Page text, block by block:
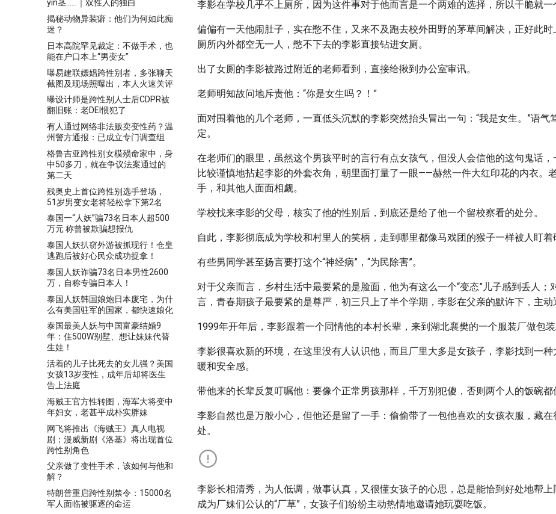
yin茎……｜双性人的独白
揭秘动物异装癖：他们为何如此痴
迷？
日本高院罕见裁定：不做手术，也
能在户口本上“男变女”
曝易建联嫖娼跨性别者，多张聊天
截图及现场照曝出，本人火速关评
曝设计师是跨性别人士后CDPR被
翻旧账：老DEI惯犯了
有人通过网络非法贩卖变性药？温
州警方通报：已成立专门调查组
格鲁吉亚跨性别女模殒命家中，身
中50多刀，就在争议法案通过的
第二天
残奥史上首位跨性别选手登场，
51岁男变女老将轻松拿下第2名
泰国一“人妖”骗73名日本人超500
万元 称曾被欺骗想报仇
泰国人妖扒窃外游被抓现行！仓皇
逃跑后被好心民众成功捉拿！
泰国人妖诈骗73名日本男性2600
万，自称专骗日本人！
泰国人妖韩国娘炮日本废宅，为什
么有美国驻军的国家，都快速娘化
泰国最美人妖与中国富豪结婚9
年：住500W别墅、想让妹妹代替
生娃！
活着的儿子比死去的女儿强？美国
女孩13岁变性，成年后却将医生
告上法庭
海贼王官方性转图，海军大将变中
年妇女，老甚平成朴实胖妹
网飞将推出《海贼王》真人电视
剧；漫威新剧《洛基》将出现首位
跨性别角色
父亲做了变性手术，该如何与他和
解？
特朗普重启跨性别禁令：15000名
军人面临被驱逐的命运
李影在学校几乎不上厕所，因为这件事对于他而言是一个两难的选择，所以干脆就一
偏偏有一天他闹肚子，实在憋不住，又来不及跑去校外田野的茅草间解决，正好此时
厕所内外都空无一人，憋不下去的李影直接钻进女厕。
出了女厕的李影被路过附近的老师看到，直接给揪到办公室审讯。
老师明知故问地斥责他：“你是女生吗？！”
面对围着他的几个老师，一直低头沉默的李影突然抬头冒出一句：“我是女生。”语气
定。
在老师们的眼里，虽然这个男孩平时的言行有点女孩气，但没人会信他的这句鬼话，
比较谨慎地拈起李影的外套衣角，朝里面打量了一眼——赫然一件大红印花的内衣。
手，和其他人面面相觑。
学校找来李影的父母，核实了他的性别后，到底还是给了他一个留校察看的处分。
自此，李影彻底成为学校和村里人的笑柄，走到哪里都像马戏团的猴子一样被人盯着
有些男同学甚至扬言要打这个“神经病”，“为民除害”。
对于父亲而言，乡村生活中最要紧的是脸面，他为有这么一个“变态”儿子感到丢人；
言，青春期孩子最要紧的是尊严，初三只上了半个学期，李影在父亲的默许下，主动
1999年开年后，李影跟着一个同情他的本村长辈，来到湖北襄樊的一个服装厂做包装
李影很喜欢新的环境，在这里没有人认识他，而且厂里大多是女孩子，李影找到一种
暖和安全感。
带他来的长辈反复叮嘱他：要像个正常男孩那样，千万别犯傻，否则两个人的饭碗都
李影自然也是万般小心，但他还是留了一手：偷偷带了一包他喜欢的女孩衣服，藏在
处。
李影长相清秀，为人低调，做事认真，又很懂女孩子的心思，总是能恰到好处地帮
成为厂妹们公认的“厂草”，女孩子们纷纷主动热情地邀请她玩耍吃饭。